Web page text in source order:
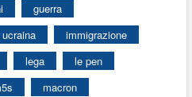
guerra
immigrazione
lega
le pen
macron